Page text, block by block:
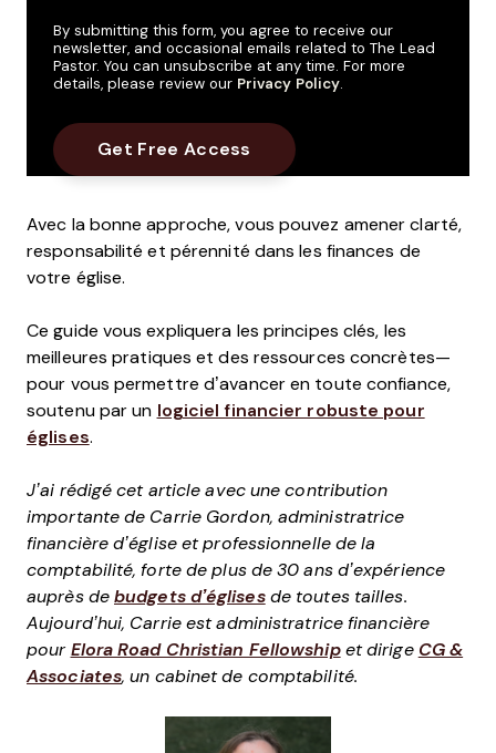
By submitting this form, you agree to receive our
newsletter, and occasional emails related to The Lead
Pastor. You can unsubscribe at any time. For more
details, please review our Privacy Policy.
Avec la bonne approche, vous pouvez amener clarté,
responsabilité et pérennité dans les finances de
votre église.
Ce guide vous expliquera les principes clés, les
meilleures pratiques et des ressources concrètes—
pour vous permettre d’avancer en toute confiance,
soutenu par un logiciel financier robuste pour
églises.
J’ai rédigé cet article avec une contribution
importante de Carrie Gordon, administratrice
financière d’église et professionnelle de la
comptabilité, forte de plus de 30 ans d’expérience
auprès de budgets d’églisesde toutes tailles.
Aujourd’hui, Carrie est administratrice financière
pour Elora Road Christian Fellowshipet dirige CG &
Associates, un cabinet de comptabilité.